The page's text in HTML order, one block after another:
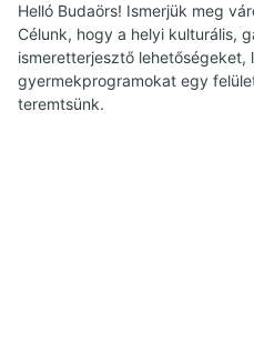
Helló Budaörs! Ismerjük meg
Célunk, hogy a helyi kulturális,
ismeretterjesztő
gyermekprogramokat egy
teremtsünk.